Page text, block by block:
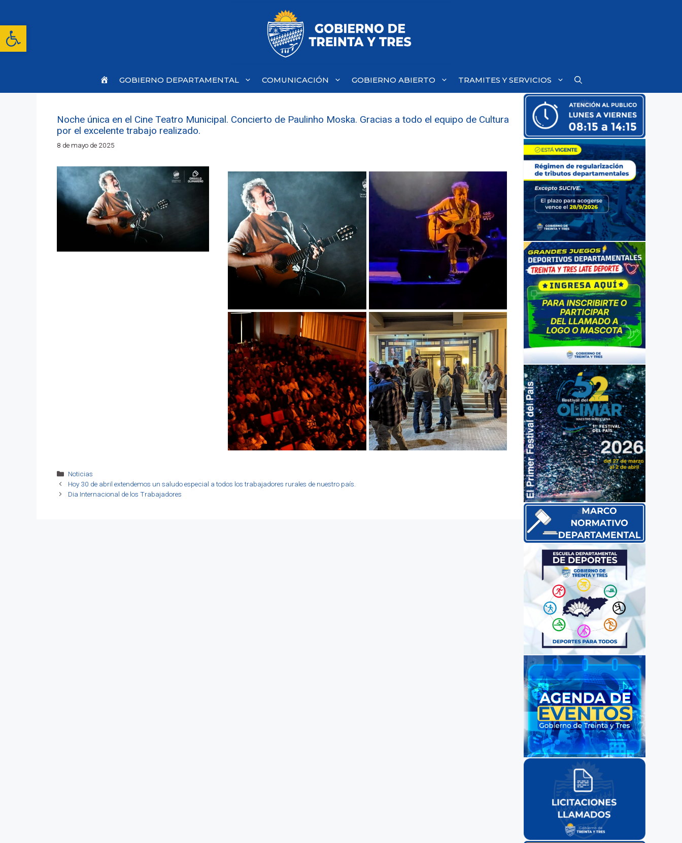
Abrir barra de herramientas
contenido
Inicio
GOBIERNO DEPARTAMENTAL COMUNICACIÓN GOBIERNO ABIERTO TRAMITES Y SERVICIOS
Noche única en el Cine Teatro Municipal. Concierto de Paulinho Moska. Gracias a todo el equipo de Cultura
por el excelente trabajo realizado.
8 de mayo de 2025
Categorías
Noticias
Hoy 30 de abril extendemos un saludo especial a todos los trabajadores rurales de nuestro país.
Dia Internacional de los Trabajadores